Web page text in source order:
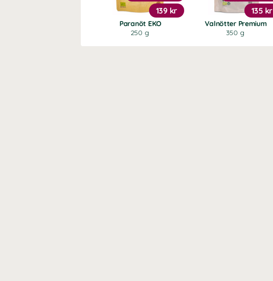
Paranöt EKO
250 g
139 kr
Valnötter Premium
350 g
135 kr